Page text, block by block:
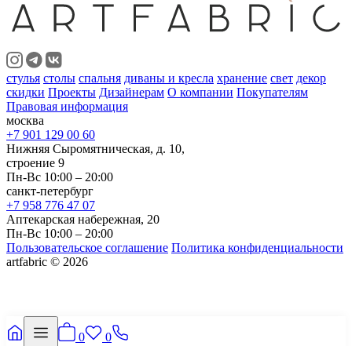
стулья столы спальня диваны и кресла хранение свет декор
скидки Проекты Дизайнерам О компании Покупателям
Правовая информация
москва
+7 901 129 00 60
Нижняя Сыромятническая, д. 10,
строение 9
Пн-Вс 10:00 – 20:00
санкт-петербург
+7 958 776 47 07
Аптекарская набережная, 20
Пн-Вс 10:00 – 20:00
Пользовательское соглашение Политика конфиденциальности
artfabric © 2026
0 0